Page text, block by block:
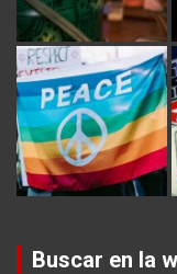
Buscar en la